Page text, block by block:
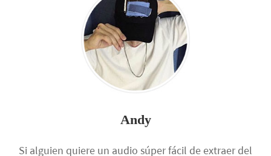
Andy
Si alguien quiere un audio súper fácil de extraer del